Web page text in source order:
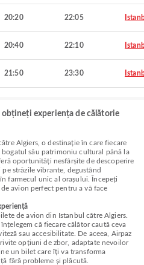
20:20 22:05
20:40 22:10
21:50 23:30
experiența de călătorie
Algiers, o destinație în care fiecare
său patrimoniu cultural până la
oportunități nesfârșite de descoperire
străzile vibrante, degustând
farmecul unic al orașului. Începeți
avion perfect pentru a vă face
de avion din Istanbul către Algiers.
că fiecare călător caută ceva
sau accesibilitate. De aceea, Airpaz
opțiuni de zbor, adaptate nevoilor
un bilet care îți va transforma
fără probleme și plăcută.